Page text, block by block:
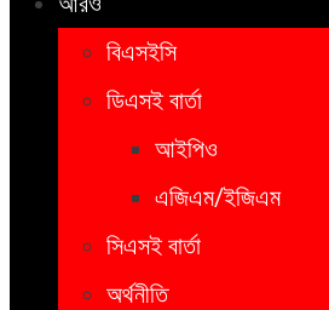
বিএসইসি
ডিএসই বার্তা
আইপিও
এজিএম/ইজিএম
সিএসই বার্তা
অর্থনীতি